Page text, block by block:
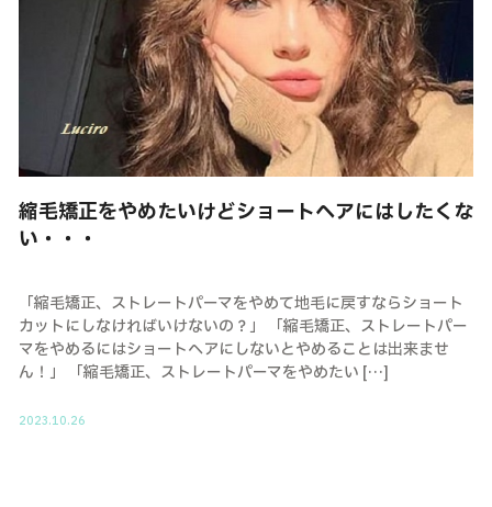
縮毛矯正をやめたいけどショートヘアにはしたくな
い・・・
「縮毛矯正、ストレートパーマをやめて地毛に戻すならショート
カットにしなければいけないの？」 「縮毛矯正、ストレートパー
マをやめるにはショートヘアにしないとやめることは出来ませ
ん！」 「縮毛矯正、ストレートパーマをやめたい […]
2023.10.26